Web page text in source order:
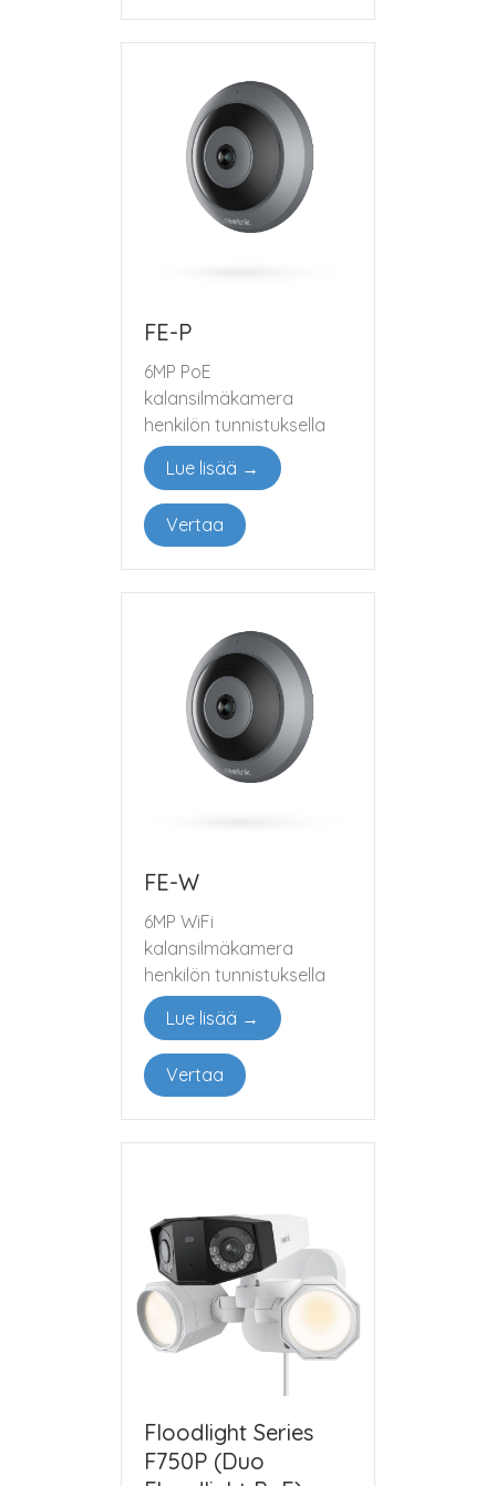
FE-P
6MP PoE
kalansilmäkamera
henkilön tunnistuksella
Lue lisää →
Vertaa
FE-W
6MP WiFi
kalansilmäkamera
henkilön tunnistuksella
Lue lisää →
Vertaa
Floodlight Series
F750P (Duo